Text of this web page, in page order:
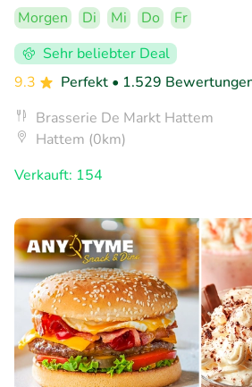
Morgen Di Mi Do
Fr
Sehr beliebter Deal
9.3
Perfekt • 1.529
Brasserie De Markt Hattem
Hattem (0km)
Verkauft: 154